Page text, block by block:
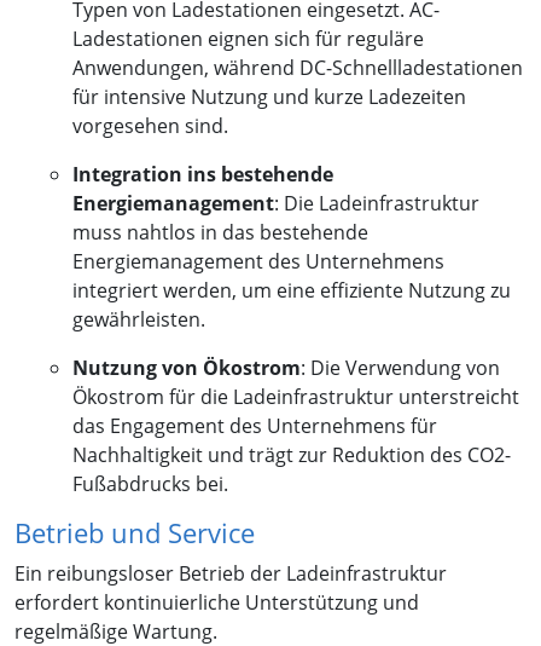
Typen von Ladestationen eingesetzt. AC-
Ladestationen eignen sich für reguläre
Anwendungen, während DC-Schnellladestationen
für intensive Nutzung und kurze Ladezeiten
vorgesehen sind.
Integration ins bestehende
Energiemanagement: Die Ladeinfrastruktur
muss nahtlos in das bestehende
Energiemanagement des Unternehmens
integriert werden, um eine effiziente Nutzung zu
gewährleisten.
Nutzung von Ökostrom: Die Verwendung von
Ökostrom für die Ladeinfrastruktur unterstreicht
das Engagement des Unternehmens für
Nachhaltigkeit und trägt zur Reduktion des CO2-
Fußabdrucks bei.
Betrieb und Service
Ein reibungsloser Betrieb der Ladeinfrastruktur
erfordert kontinuierliche Unterstützung und
regelmäßige Wartung.